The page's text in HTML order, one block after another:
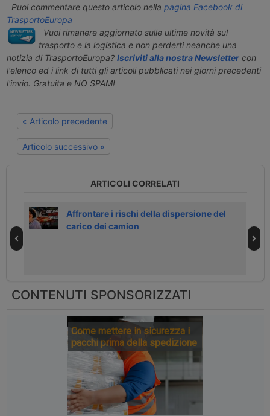
Puoi commentare questo articolo nella pagina Facebook di
TrasportoEuropa
Vuoi rimanere aggiornato sulle ultime novità sul
trasporto e la logistica e non perderti neanche una
notizia di TrasportoEuropa? Iscriviti alla nostra Newslettercon
l'elenco ed i link di tutti gli articoli pubblicati nei giorni precedenti
l'invio. Gratuita e NO SPAM!
« Articolo precedente
Articolo successivo »
ARTICOLI CORRELATI
Affrontare i rischi della dispersione del
carico dei camion
CONTENUTI SPONSORIZZATI
Come mettere in sicurezza i
pacchi prima della spedizione